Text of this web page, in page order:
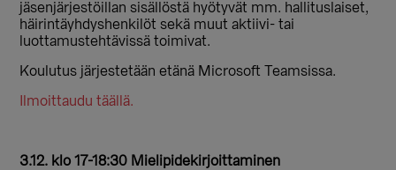
jäsenjärjestöillan sisällöstä hyötyvät mm. hallituslaiset,
häirintäyhdyshenkilöt sekä muut aktiivi- tai
luottamustehtävissä toimivat.
Koulutus järjestetään etänä Microsoft Teamsissa.
Ilmoittaudu täällä.
3.12. klo 17-18:30 Mielipidekirjoittaminen